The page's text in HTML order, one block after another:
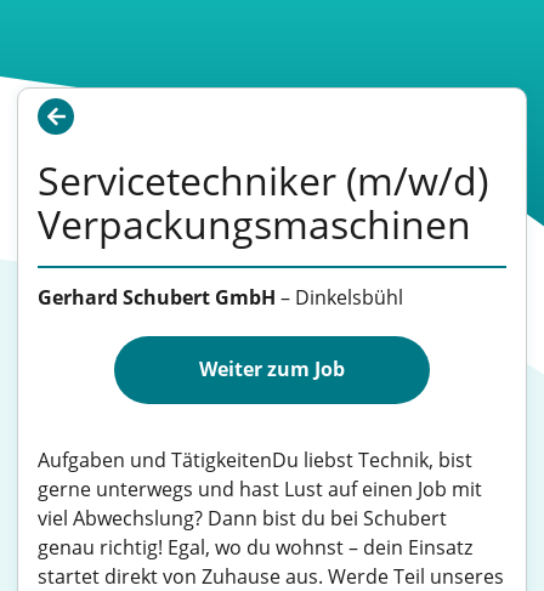
Servicetechniker (m/w/d)
Verpackungsmaschinen
Gerhard Schubert GmbH – Dinkelsbühl
Weiter zum Job
Aufgaben und TätigkeitenDu liebst Technik, bist
gerne unterwegs und hast Lust auf einen Job mit
viel Abwechslung? Dann bist du bei Schubert
genau richtig! Egal, wo du wohnst – dein Einsatz
startet direkt von Zuhause aus. Werde Teil unseres